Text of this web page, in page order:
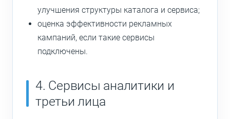
улучшения структуры каталога и сервиса;
оценка эффективности рекламных
кампаний, если такие сервисы
подключены.
4. Сервисы аналитики и
третьи лица